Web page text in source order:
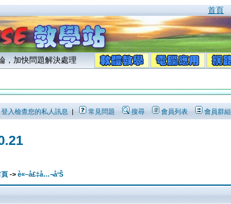
首頁
，加快問題解決處理
登入檢查您的私人訊息| 常見問題 搜尋 會員列表 會員群組
頁 -> è«–å£‡å…¬å‘Š